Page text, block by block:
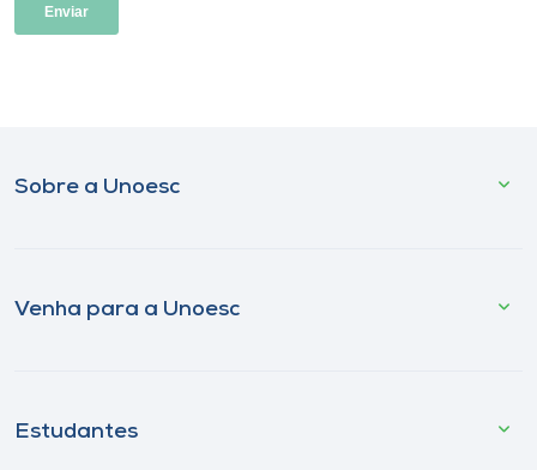
Sobre a Unoesc
Venha para a Unoesc
Estudantes